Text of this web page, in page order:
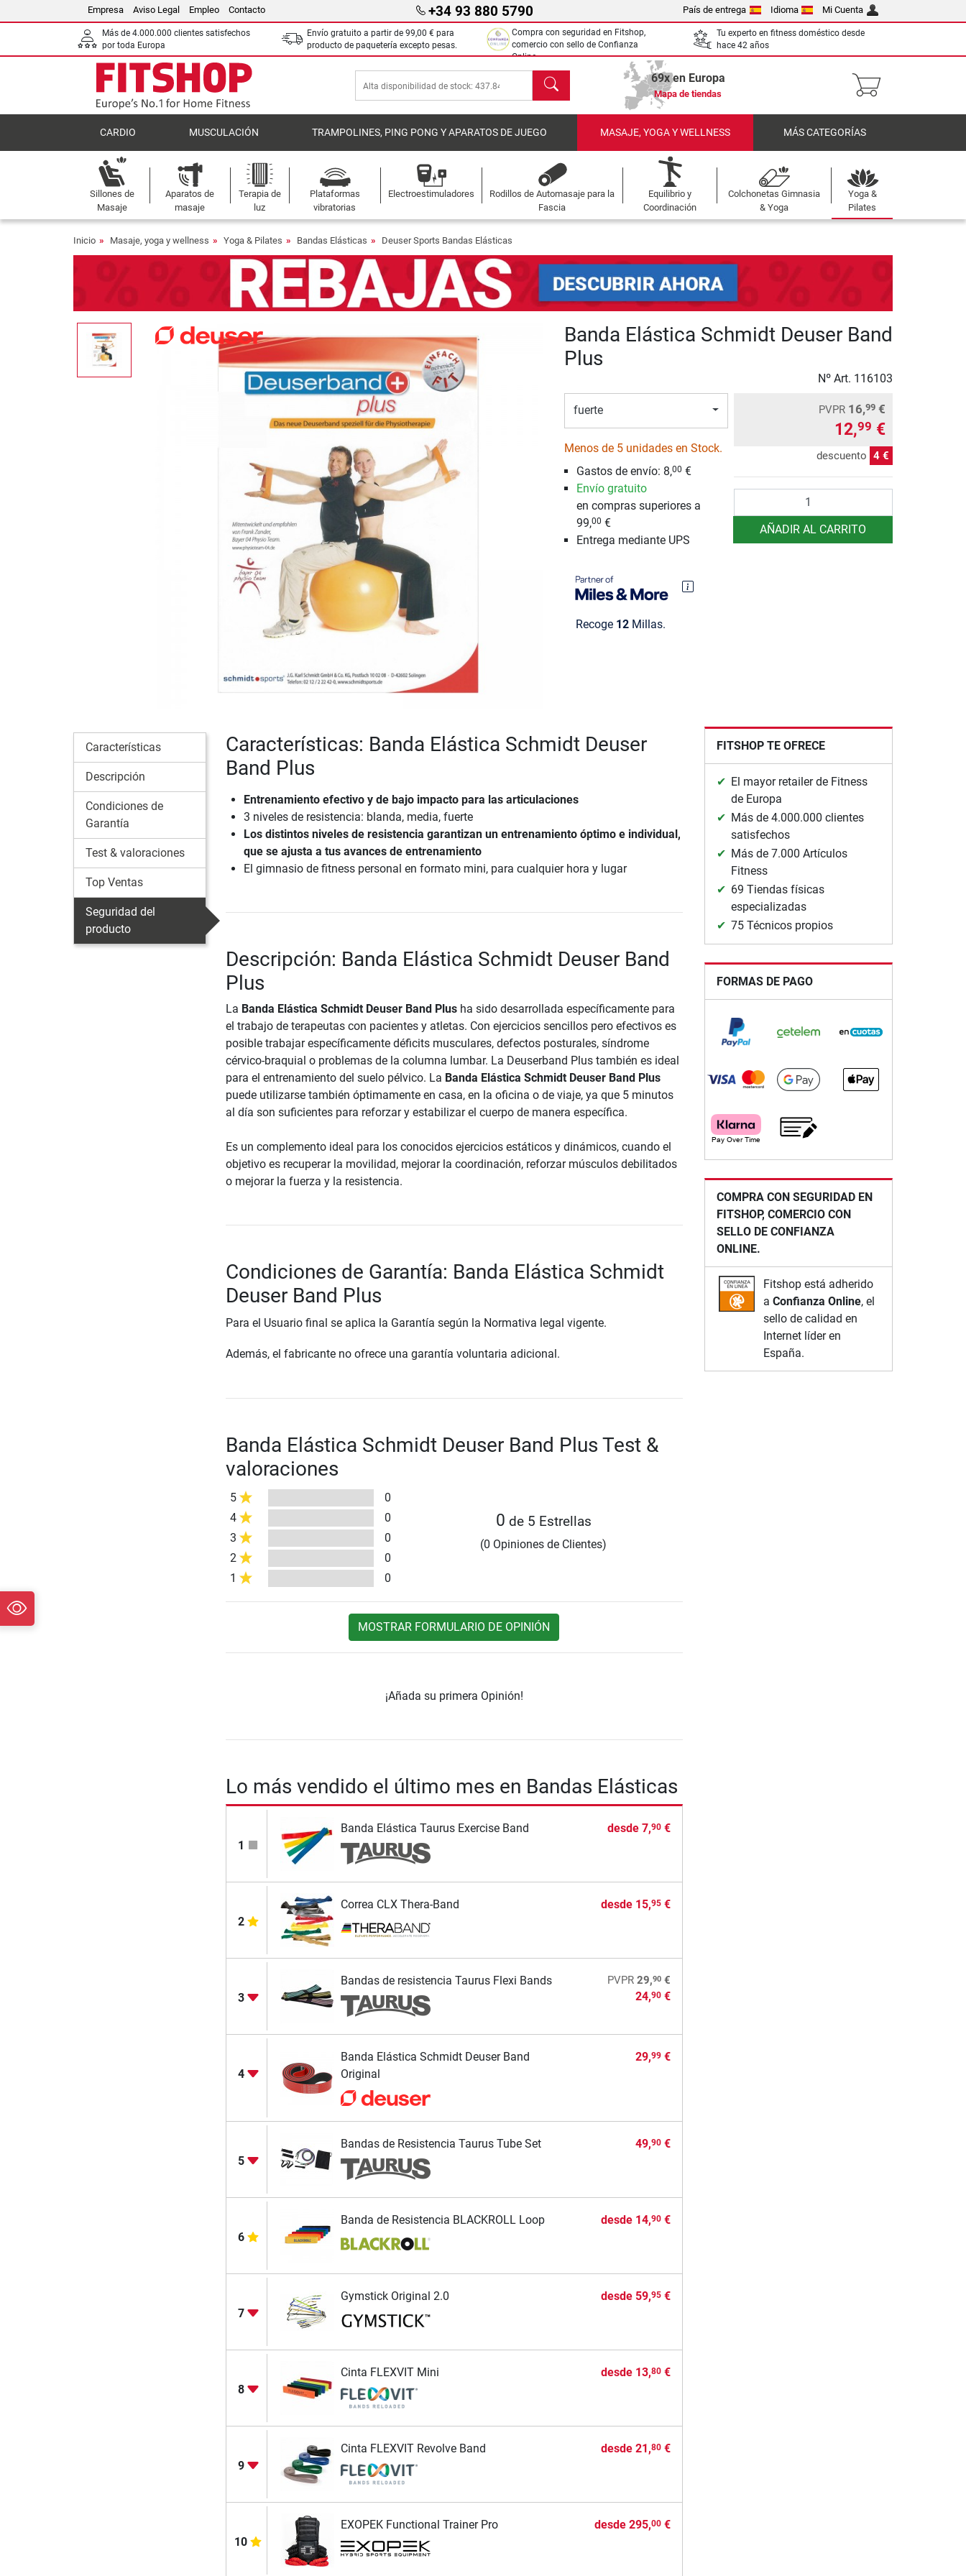
Empresa Aviso Legal Empleo Contacto +34 93 880 5790 País de entrega Idioma Mi Cuenta
Más de 4.000.000 clientes satisfechos
por toda Europa
Envío gratuito a partir de 99,00 € para
producto de paquetería excepto pesas.
Compra con seguridad en Fitshop,
comercio con sello de Confianza
Online.
Tu experto en fitness doméstico desde
hace 42 años
Buscar 69x en Europa
Mapa de tiendas
CARDIO MUSCULACIÓN TRAMPOLINES, PING PONG Y APARATOS DE JUEGO MASAJE, YOGA Y WELLNESS MÁS CATEGORÍAS
Sillones de
Masaje
Aparatos de
masaje
Terapia de
luz
Plataformas
vibratorias
Electroestimuladores
Rodillos de Automasaje para la
Fascia
Equilibrio y
Coordinación
Colchonetas Gimnasia
& Yoga
Yoga &
Pilates
Inicio Masaje, yoga y wellness Yoga & Pilates Bandas Elásticas Deuser Sports Bandas Elásticas
Banda Elástica Schmidt Deuser Band
Plus
Nº Art. 116103
fuerte
Menos de 5 unidades en Stock.
Gastos de envío: 8,00 €
Envío gratuito
en compras superiores a
99,00 €
Entrega mediante UPS
Recoge 12Millas.
PVPR 16,99 €
12,99 €
descuento 4 €
AÑADIR AL CARRITO
Características
Descripción
Condiciones de
Garantía
Test & valoraciones
Top Ventas
Seguridad del
producto
Características: Banda Elástica Schmidt Deuser
Band Plus
Entrenamiento efectivo y de bajo impacto para las articulaciones
3 niveles de resistencia: blanda, media, fuerte
Los distintos niveles de resistencia garantizan un entrenamiento óptimo e individual,
que se ajusta a tus avances de entrenamiento
El gimnasio de fitness personal en formato mini, para cualquier hora y lugar
Descripción: Banda Elástica Schmidt Deuser Band
Plus
La Banda Elástica Schmidt Deuser Band Plusha sido desarrollada específicamente para
el trabajo de terapeutas con pacientes y atletas. Con ejercicios sencillos pero efectivos es
posible trabajar específicamente déficits musculares, defectos posturales, síndrome
cérvico-braquial o problemas de la columna lumbar. La Deuserband Plus también es ideal
para el entrenamiento del suelo pélvico. La Banda Elástica Schmidt Deuser Band Plus
puede utilizarse también óptimamente en casa, en la oficina o de viaje, ya que 5 minutos
al día son suficientes para reforzar y estabilizar el cuerpo de manera específica.
Es un complemento ideal para los conocidos ejercicios estáticos y dinámicos, cuando el
objetivo es recuperar la movilidad, mejorar la coordinación, reforzar músculos debilitados
o mejorar la fuerza y la resistencia.
Condiciones de Garantía: Banda Elástica Schmidt
Deuser Band Plus
Para el Usuario final se aplica la Garantía según la Normativa legal vigente.
Además, el fabricante no ofrece una garantía voluntaria adicional.
Banda Elástica Schmidt Deuser Band Plus Test &
valoraciones
5
0
4
0
3
0
2
0
1
0
0 de 5 Estrellas
(0 Opiniones de Clientes)
MOSTRAR FORMULARIO DE OPINIÓN
¡Añada su primera Opinión!
Lo más vendido el último mes en Bandas Elásticas
1
Banda Elástica Taurus Exercise Band desde7,90 €
2
Correa CLX Thera-Band desde 15,95 €
3
Bandas de resistencia Taurus Flexi Bands PVPR 29,90 €
24,90 €
4
Banda Elástica Schmidt Deuser Band
Original
29,99 €
5
Bandas de Resistencia Taurus Tube Set 49,90 €
6
Banda de Resistencia BLACKROLL Loop desde 14,90 €
7
Gymstick Original 2.0 desde 59,95 €
8
Cinta FLEXVIT Mini desde 13,80 €
9
Cinta FLEXVIT Revolve Band desde21,80 €
10
EXOPEK Functional Trainer Pro desde295,00 €
FITSHOP TE OFRECE
El mayor retailer de Fitness
de Europa
Más de 4.000.000 clientes
satisfechos
Más de 7.000 Artículos
Fitness
69 Tiendas físicas
especializadas
75 Técnicos propios
FORMAS DE PAGO
COMPRA CON SEGURIDAD EN
FITSHOP, COMERCIO CON
SELLO DE CONFIANZA
ONLINE.
Fitshop está adherido
a Confianza Online, el
sello de calidad en
Internet líder en
España.